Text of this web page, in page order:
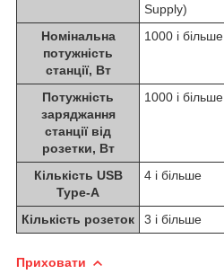
Supply)
Номінальна
потужність
станції, Вт
1000 і більше
Потужність
заряджання
станції від
розетки, Вт
1000 і більше
Кількість USB
Type-A
4 і більше
Кількість розеток 3 і більше
Приховати